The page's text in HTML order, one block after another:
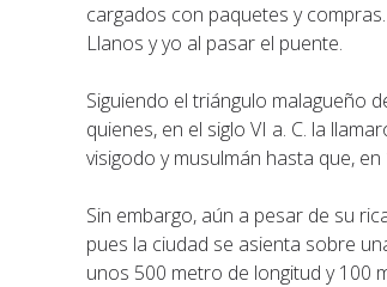
cargados con paquetes y
Llanos y yo al pasar el puente.
Siguiendo el triángulo malagueño
quienes, en el siglo VI a. C. la
visigodo y musulmán hasta que,
Sin embargo, aún a pesar de su
pues la ciudad se asienta sobre
unos 500 metro de longitud y 100